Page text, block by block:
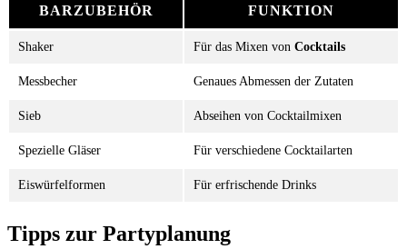
BARZUBEHÖR FUNKTION
Shaker Für das Mixen von Cocktails
Messbecher Genaues Abmessen der Zutaten
Sieb Abseihen von Cocktailmixen
Spezielle Gläser Für verschiedene Cocktailarten
Eiswürfelformen Für erfrischende Drinks
Tipps zur Partyplanung